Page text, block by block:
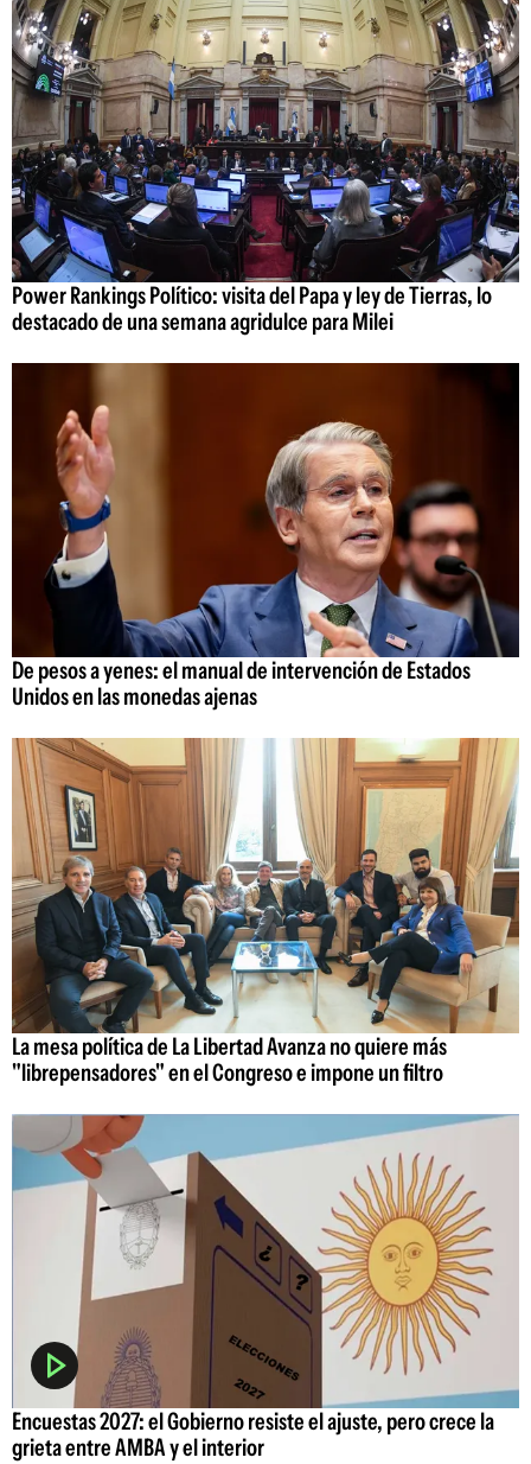
Power Rankings Político: visita del Papa y ley de Tierras, lo
destacado de una semana agridulce para Milei
De pesos a yenes: el manual de intervención de Estados
Unidos en las monedas ajenas
La mesa política de La Libertad Avanza no quiere más
"librepensadores" en el Congreso e impone un filtro
Encuestas 2027: el Gobierno resiste el ajuste, pero crece la
grieta entre AMBA y el interior